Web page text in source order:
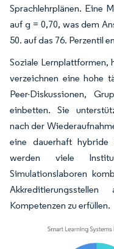
Sprachlehrplänen. Eine
auf g = 0,70, was dem
50. auf das 76. Perzentil
Soziale Lernplattformen,
verzeichnen eine hohe
Peer-Diskussionen,
einbetten. Sie
nach der
eine dauerhaft hybride
werden viele
Simulationslaboren
Kompetenzen zu erfüllen.